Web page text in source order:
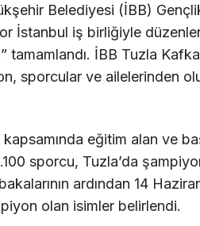
Belediyesi (İBB)
İstanbul iş birliğiyle
tamamlandı. İBB Tuzla
sporcular ve ailelerinden
kapsamında eğitim alan ve
sporcu, Tuzla’da
ardından 14
olan isimler belirlendi.